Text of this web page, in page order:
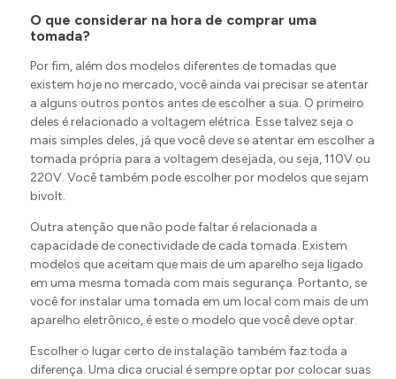
para que os módulos de tomadas e interruptores sejam
encaixados na parede.
Portanto, é fundamental também levá-los para casa.
Esses suportes dão acabamento e segurança para as
demais peças. Não deixe faltar
O que considerar na hora de comprar uma
tomada?
Por fim, além dos modelos diferentes de tomadas que
existem hoje no mercado, você ainda vai precisar se atentar
a alguns outros pontos antes de escolher a sua. O primeiro
deles é relacionado a voltagem elétrica. Esse talvez seja o
mais simples deles, já que você deve se atentar em escolher a
tomada própria para a voltagem desejada, ou seja, 110V ou
220V. Você também pode escolher por modelos que sejam
bivolt.
Outra atenção que não pode faltar é relacionada a
capacidade de conectividade de cada tomada. Existem
modelos que aceitam que mais de um aparelho seja ligado
em uma mesma tomada com mais segurança. Portanto, se
você for instalar uma tomada em um local com mais de um
aparelho eletrônico, é este o modelo que você deve optar.
Escolher o lugar certo de instalação também faz toda a
diferença. Uma dica crucial é sempre optar por colocar suas